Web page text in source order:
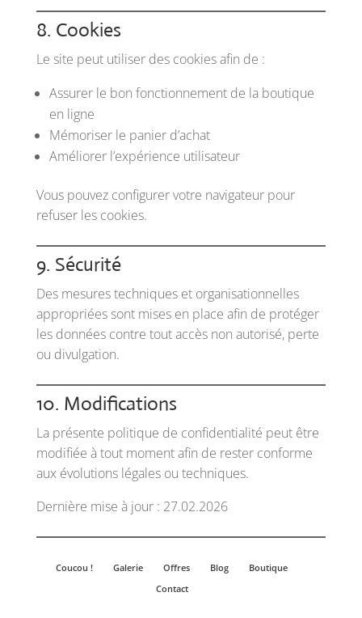
8. Cookies
Le site peut utiliser des cookies afin de :
Assurer le bon fonctionnement de la boutique
en ligne
Mémoriser le panier d’achat
Améliorer l’expérience utilisateur
Vous pouvez configurer votre navigateur pour
refuser les cookies.
9. Sécurité
Des mesures techniques et organisationnelles
appropriées sont mises en place afin de protéger
les données contre tout accès non autorisé, perte
ou divulgation.
10. Modifications
La présente politique de confidentialité peut être
modifiée à tout moment afin de rester conforme
aux évolutions légales ou techniques.
Dernière mise à jour : 27.02.2026
Coucou ! Galerie Offres Blog
Boutique
Contact